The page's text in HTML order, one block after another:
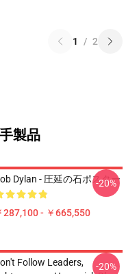
1 / 2
製品
Dylan - 圧延の石ポスター
287,100 - ￥665,550
-20%
Follow Leaders,
-20%